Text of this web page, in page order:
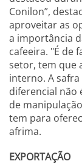
Conilon”,
aproveitar as
a importância
cafeeira. "É de
setor, tem que
interno. A
diferencial não
de
tem para
afrima.
EXPORTAÇÃO